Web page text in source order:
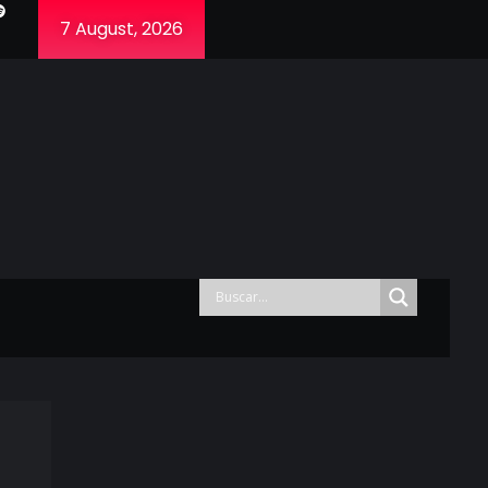
7 August, 2026